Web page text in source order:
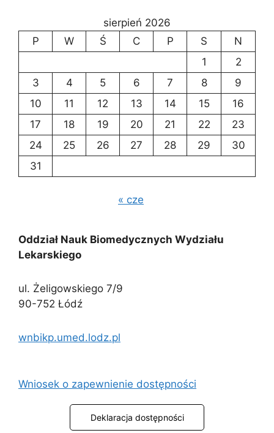
sierpień 2026
P
W Ś C P S
N
1
2
3
4 5 6 7 8
9
10
11 12 13 14 15
16
17
18 19 20 21 22
23
24
25 26 27 28 29
30
31
« cze
Oddział Nauk Biomedycznych Wydziału
Lekarskiego
ul. Żeligowskiego 7/9
90-752 Łódź
wnbikp.umed.lodz.pl
Wniosek o zapewnienie dostępności